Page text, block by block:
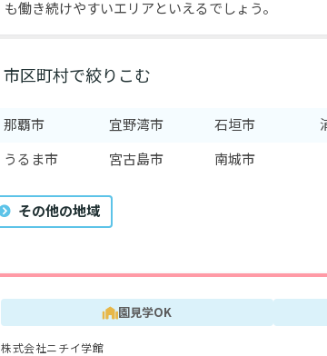
も働き続けやすいエリアといえるでしょう。
市区町村で絞りこむ
那覇市 宜野湾市 石垣市
うるま市 宮古島市 南城市
その他の地域
園見学OK
株式会社ニチイ学館